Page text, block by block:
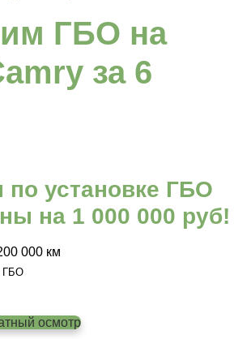
ГБО на
за 6
по установке ГБО
на 1 000 000 руб!
000 км
ГБО
осмотр